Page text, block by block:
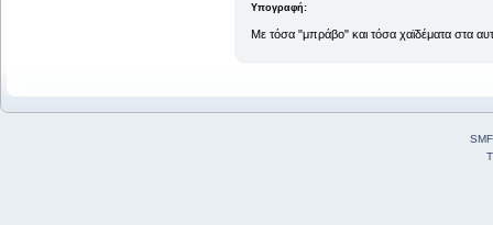
Υπογραφή:
Με τόσα "μπράβο" και τόσα χαϊδέματα στα